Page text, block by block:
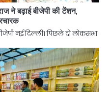
ने बढ़ाई बीजेपी की टेंशन,
नई दिल्ली। पिछले दो लोकसभा